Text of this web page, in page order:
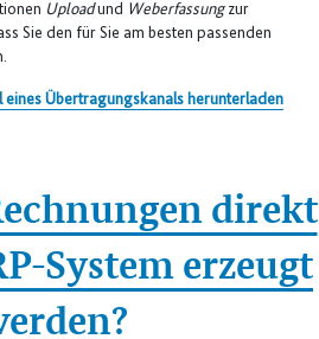
Uploadund Weberfassungzur
Sie den für Sie am besten passenden
eines Übertragungskanals herunterladen
direkt
System erzeugt